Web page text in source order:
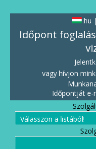
hu |
Időpont
vagy hívjon
Időpontját e-